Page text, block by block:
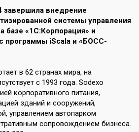
завершила внедрение
системы управления
базе «1С:Корпорация» и
программы iScala и «БОСС-
в 62 странах мира, на
с 1993 года. Sodexo
корпоративного питания,
зданий и сооружений,
управлением автопарком
сопровождением бизнеса.